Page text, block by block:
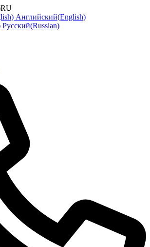
RU
Английский(English)
Русский(Russian)